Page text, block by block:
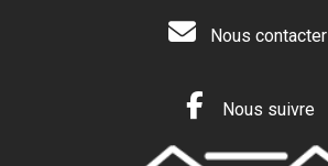
Nous contacter
Nous suivre